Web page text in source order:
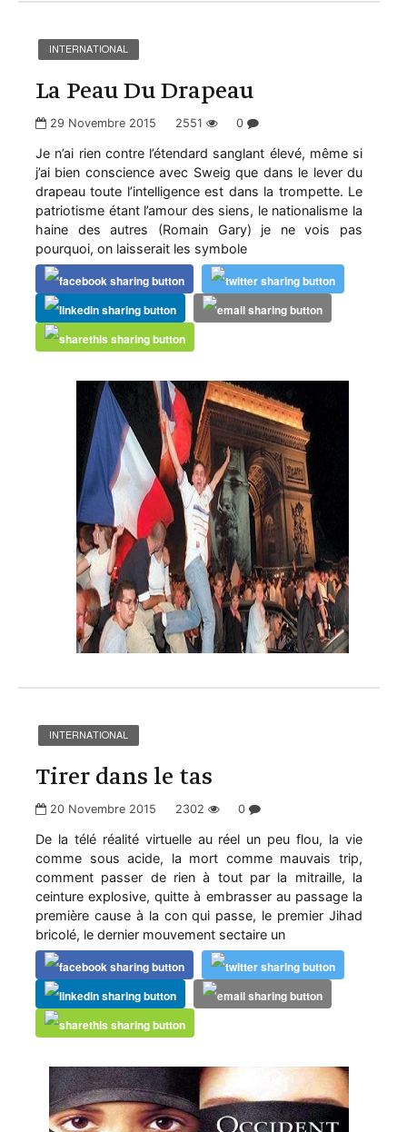
INTERNATIONAL
La Peau Du Drapeau
29 Novembre 2015 2551 0
Je n’ai rien contre l’étendard sanglant élevé, même si
j’ai bien conscience avec Sweig que dans le lever du
drapeau toute l’intelligence est dans la trompette. Le
patriotisme étant l’amour des siens, le nationalisme la
haine des autres (Romain Gary) je ne vois pas
pourquoi, on laisserait les symbole
INTERNATIONAL
Tirer dans le tas
20 Novembre 2015 2302 0
De la télé réalité virtuelle au réel un peu flou, la vie
comme sous acide, la mort comme mauvais trip,
comment passer de rien à tout par la mitraille, la
ceinture explosive, quitte à embrasser au passage la
première cause à la con qui passe, le premier Jihad
bricolé, le dernier mouvement sectaire un